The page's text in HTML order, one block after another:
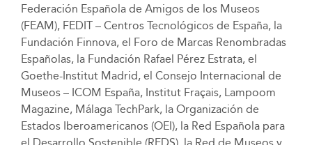
Federación Española de Amigos de los Museos
(FEAM), FEDIT – Centros Tecnológicos de España, la
Fundación Finnova, el Foro de Marcas Renombradas
Españolas, la Fundación Rafael Pérez Estrata, el
Goethe-Institut Madrid, el Consejo Internacional de
Museos – ICOM España, Institut Fraçais, Lampoom
Magazine, Málaga TechPark, la Organización de
Estados Iberoamericanos (OEI), la Red Española para